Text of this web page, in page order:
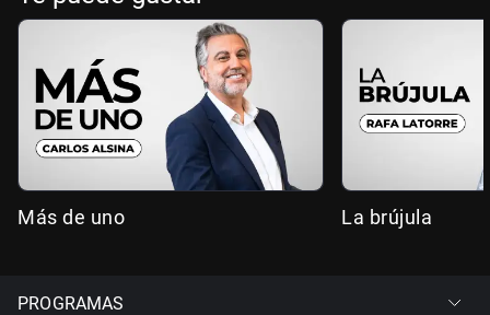
Más de uno La brújula
PROGRAMAS